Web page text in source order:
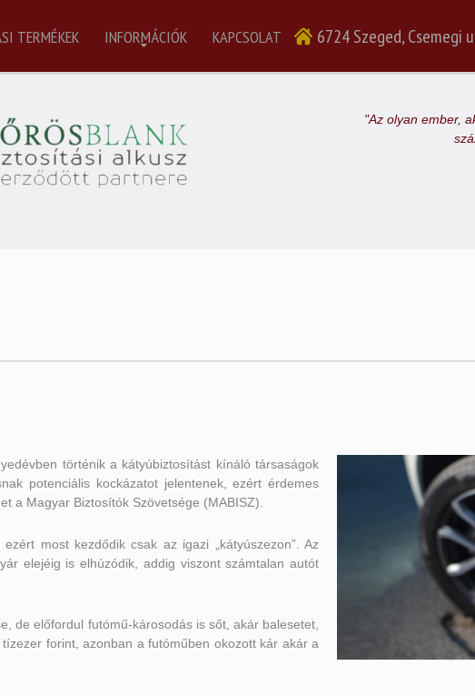
TERMÉKEK INFORMÁCIÓK KAPCSOLAT 6724 Szeged, Csemegi
"Az olyan ember,
történik a kátyúbiztosítást kínáló társaságok
potenciális kockázatot jelentenek, ezért érdemes
a Magyar Biztosítók Szövetsége (MABISZ).
most kezdődik csak az igazi „kátyúszezon”. Az
elejéig is elhúzódik, addig viszont számtalan autót
de előfordul futómű-károsodás is sőt, akár balesetet,
forint, azonban a futóműben okozott kár akár a